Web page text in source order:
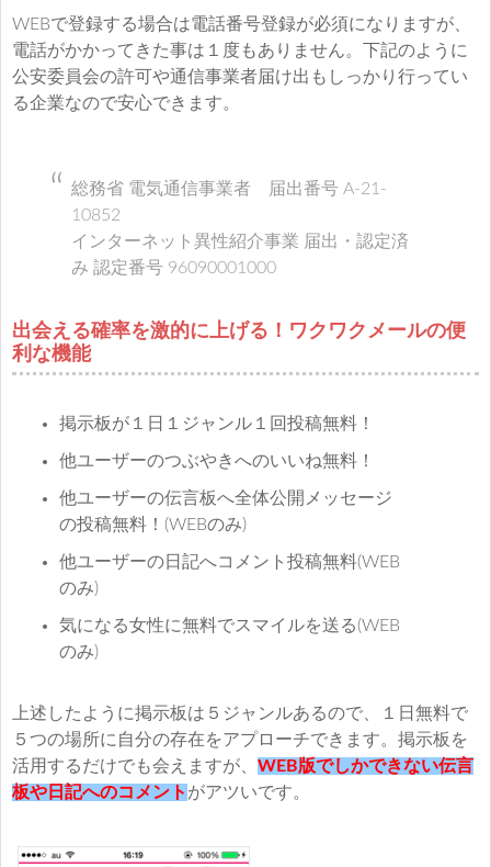
WEBで登録する場合は電話番号登録が必須になりますが、
電話がかかってきた事は１度もありません。下記のように
公安委員会の許可や通信事業者届け出もしっかり行ってい
る企業なので安心できます。
総務省 電気通信事業者 届出番号 A-21-
10852
インターネット異性紹介事業 届出・認定済
み 認定番号 96090001000
出会える確率を激的に上げる！ワクワクメールの便
利な機能
掲示板が１日１ジャンル１回投稿無料！
他ユーザーのつぶやきへのいいね無料！
他ユーザーの伝言板へ全体公開メッセージ
の投稿無料！(WEBのみ)
他ユーザーの日記へコメント投稿無料(WEB
のみ)
気になる女性に無料でスマイルを送る(WEB
のみ)
上述したように掲示板は５ジャンルあるので、１日無料で
５つの場所に自分の存在をアプローチできます。掲示板を
活用するだけでも会えますが、 WEB版でしかできない伝言
板や日記へのコメント がアツいです。